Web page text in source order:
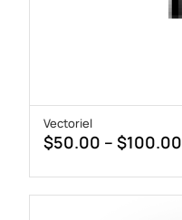
Vectoriel
$50.00 – $100.00